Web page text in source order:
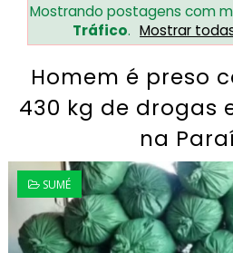
Mostrando postagens com
Tráfico. Mostrar
Homem é preso
430 kg de drogas
na
SUMÉ